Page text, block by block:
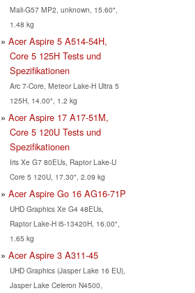
Mali-G57 MP2, unknown, 15.60",
1.48 kg
Acer Aspire 5 A514-54H,
Core 5 125H Tests und
Spezifikationen
Arc 7-Core, Meteor Lake-H Ultra 5
125H, 14.00", 1.2 kg
Acer Aspire 17 A17-51M,
Core 5 120U Tests und
Spezifikationen
Iris Xe G7 80EUs, Raptor Lake-U
Core 5 120U, 17.30", 2.09 kg
Acer Aspire Go 16 AG16-71P
UHD Graphics Xe G4 48EUs,
Raptor Lake-H i5-13420H, 16.00",
1.65 kg
Acer Aspire 3 A311-45
UHD Graphics (Jasper Lake 16 EU),
Jasper Lake Celeron N4500,